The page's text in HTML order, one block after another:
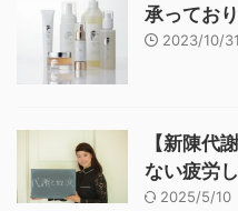
承っており
2023/10/31
【新陳代
ない疲労し
2025/5/10